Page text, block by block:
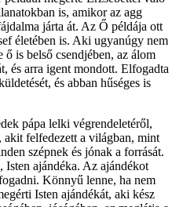
is, amikor az agg
járta át. Az Ő példája ott
életében is. Aki ugyanúgy nem
is belső csendjében, az álom
és arra igent mondott. Elfogadta
és abban hűséges is
pápa lelki végrendeletéről,
akit felfedezett a világban, mint
szépnek és jónak a forrását.
ajándéka. Az ajándékot
Könnyű lenne, ha nem
Isten ajándékát, aki kész